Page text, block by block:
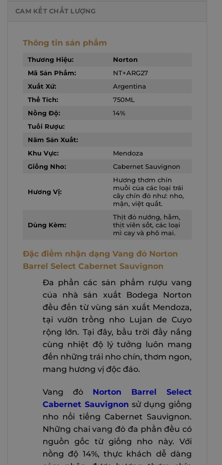
CAM KẾT CHẤT LƯỢNG
Thông tin sản phẩm
Thương Hiệu:
Norton
Mã Sản Phẩm:
NT+ARG27
Xuất Xứ:
Argentina
Thể Tích:
750ML
Nồng Độ:
14%
Tuổi Rượu:
Năm Sản Xuất:
Khu Vực:
Mendoza
Giống Nho:
Cabernet Sauvignon
Hương Vị:
Hương thơm chín
muồi của các loại trái
cây chín đỏ như: nho,
mận, việt quất.
Dùng Kèm:
Thịt đỏ nướng, hầm,
thịt viên sốt, các loại
mì cay và phô mai.
Đặc điểm nhận dạng Vang đỏ Norton
Barrel Select Cabernet Sauvignon
Đa phần các sản phẩm rượu vang
của nhà sản xuất Bodega Norton
đều đến từ vùng sản xuất Mendoza,
tại vườn trồng nho Lujan de Cuyo
rộng lớn. Tại đây, bầu trời đầy nắng
cùng nhiệt độ lý tưởng luôn mang
đến những trái nho chín, thơm ngon,
mang hương vị độc đáo.
Vang đỏ Norton Barrel Select
Cabernet Sauvignon sử dụng giống
nho nổi tiếng Cabernet Sauvignon.
Những chai vang đỏ đa phần đều có
nguồn gốc từ giống nho này. Với
nồng độ 14%, thực khách dễ dàng